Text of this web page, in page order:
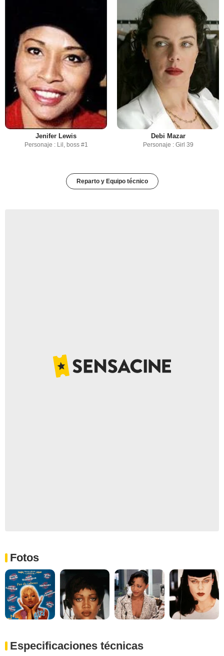
Jenifer Lewis
Personaje : Lil, boss #1
Debi Mazar
Personaje : Girl 39
Reparto y Equipo técnico
Fotos
Especificaciones técnicas